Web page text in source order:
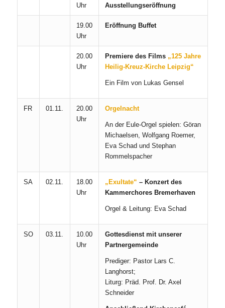
Uhr
Ausstellungseröffnung
19.00
Uhr
Eröffnung Buffet
20.00
Uhr
Premiere des Films „125 Jahre
Heilig-Kreuz-Kirche Leipzig“
Ein Film von Lukas Gensel
FR 01.11.
20.00
Uhr
Orgelnacht
An der Eule-Orgel spielen: Göran
Michaelsen, Wolfgang Roemer,
Eva Schad und Stephan
Rommelspacher
SA 02.11.
18.00
Uhr
„Exultate“ – Konzert des
Kammerchores Bremerhaven
Orgel & Leitung: Eva Schad
SO 03.11.
10.00
Uhr
Gottesdienst mit unserer
Partnergemeinde
Prediger: Pastor Lars C.
Langhorst;
Liturg: Präd. Prof. Dr. Axel
Schneider